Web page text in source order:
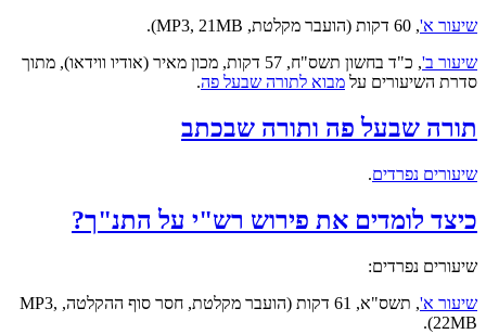
שיעור א', 60 דקות (הועבר מקלטת, MP3, 21MB).
שיעור ב'
, כ"ד בחשון תשס"ח, 57 דקות, מכון מאיר (אודיו ווידאו), מתוך
סדרת השיעורים על מבוא לתורה שבעל פה.
תורה שבעל פה ותורה שבכתב
שיעורים נפרדים.
כיצד לומדים את פירוש רש"י על התנ"ך?
שיעורים נפרדים:
שיעור א'
, תשס"א, 61 דקות (הועבר מקלטת, חסר סוף ההקלטה, MP3,
22MB).